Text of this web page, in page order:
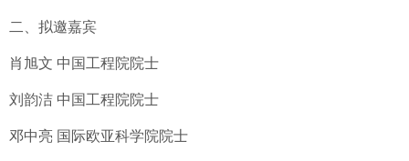
二、拟邀嘉宾
肖旭文 中国工程院院士
刘韵洁 中国工程院院士
邓中亮 国际欧亚科学院院士